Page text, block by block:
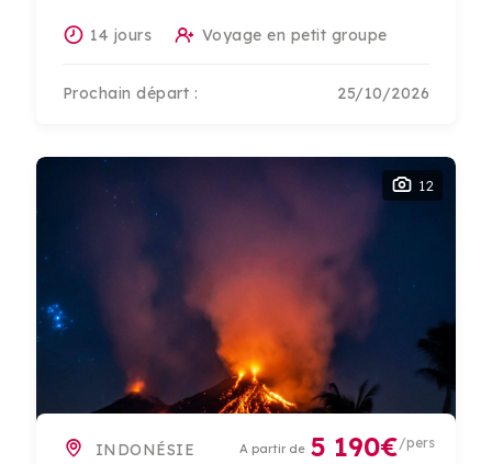
14 jours Voyage en petit groupe
Prochain départ : 25/10/2026
12
INDONÉSIE A partir de 5 190€/pers